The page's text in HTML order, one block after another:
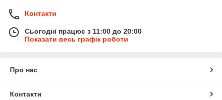
Контакти
Сьогодні працює з 11:00 до 20:00
Показати весь графік роботи
Про нас
Контакти